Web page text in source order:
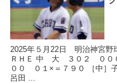
2025年５月22日 明治神宮
ＲＨＥ 中 大 ３０２ ００
００ ０１×＝７９０ ［中］
呂田 ...